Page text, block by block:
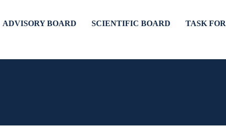
ADVISORY BOARD SCIENTIFIC BOARD TASK